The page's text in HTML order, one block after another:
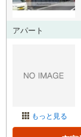
アパート
もっと見る